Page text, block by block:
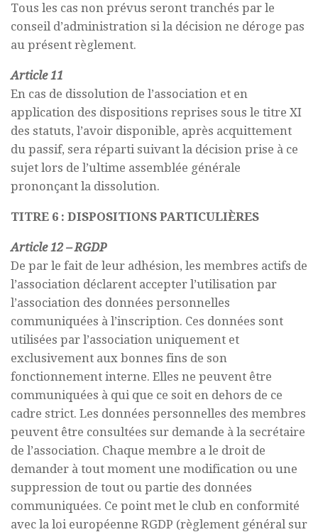
Tous les cas non prévus seront tranchés par le
conseil d’administration si la décision ne déroge pas
au présent règlement.
Article 11
En cas de dissolution de l’association et en
application des dispositions reprises sous le titre XI
des statuts, l’avoir disponible, après acquittement
du passif, sera réparti suivant la décision prise à ce
sujet lors de l’ultime assemblée générale
prononçant la dissolution.
TITRE 6 : DISPOSITIONS PARTICULIÈRES
Article 12 – RGDP
De par le fait de leur adhésion, les membres actifs de
l’association déclarent accepter l’utilisation par
l’association des données personnelles
communiquées à l’inscription. Ces données sont
utilisées par l’association uniquement et
exclusivement aux bonnes fins de son
fonctionnement interne. Elles ne peuvent être
communiquées à qui que ce soit en dehors de ce
cadre strict. Les données personnelles des membres
peuvent être consultées sur demande à la secrétaire
de l’association. Chaque membre a le droit de
demander à tout moment une modification ou une
suppression de tout ou partie des données
communiquées. Ce point met le club en conformité
avec la loi européenne RGDP (règlement général sur